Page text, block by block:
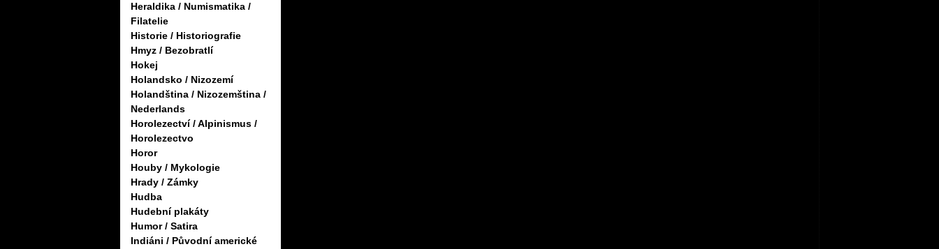
Heraldika / Numismatika /
Filatelie
Historie / Historiografie
Hmyz / Bezobratlí
Hokej
Holandsko / Nizozemí
Holandština / Nizozemština /
Nederlands
Horolezectví / Alpinismus /
Horolezectvo
Horor
Houby / Mykologie
Hrady / Zámky
Hudba
Hudební plakáty
Humor / Satira
Indiáni / Původní americké